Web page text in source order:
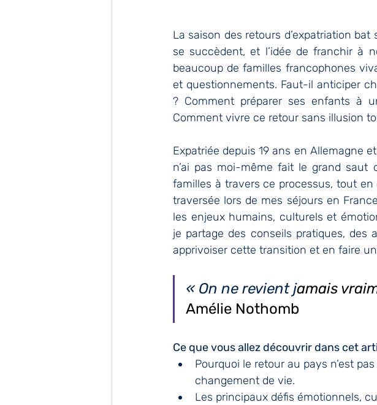
La saison des retours d’expatriation
se succèdent, et l’idée de franchir à
beaucoup de familles francophones
et questionnements. Faut-il anticiper
? Comment préparer ses enfants à
Comment vivre ce retour sans illusion
Expatriée depuis 19 ans en Allemagne
n’ai pas moi-même fait le grand saut
familles à travers ce processus, tout
traversée lors de mes séjours en
les enjeux humains, culturels et
je partage des conseils pratiques,
apprivoiser cette transition et en faire
« On ne revient jamais
Amélie Nothomb
Ce que vous allez découvrir dans cet
Pourquoi le retour au pays n’est
changement de vie.
Les principaux défis émotionnels,